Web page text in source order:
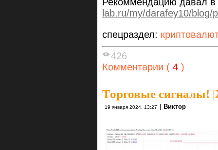
Рекоммендацию давал
lab.ru/my/darafey10/blog/
спецраздел:
426
Комментарии ( 4 )
Торговые сигналы! |
19 января 2024, 13:27 Виктор